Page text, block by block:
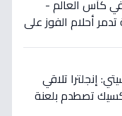
في كأس العالم -
أحلام الفوز على
إنجلترا تلاقي
تصطدم بلعنة